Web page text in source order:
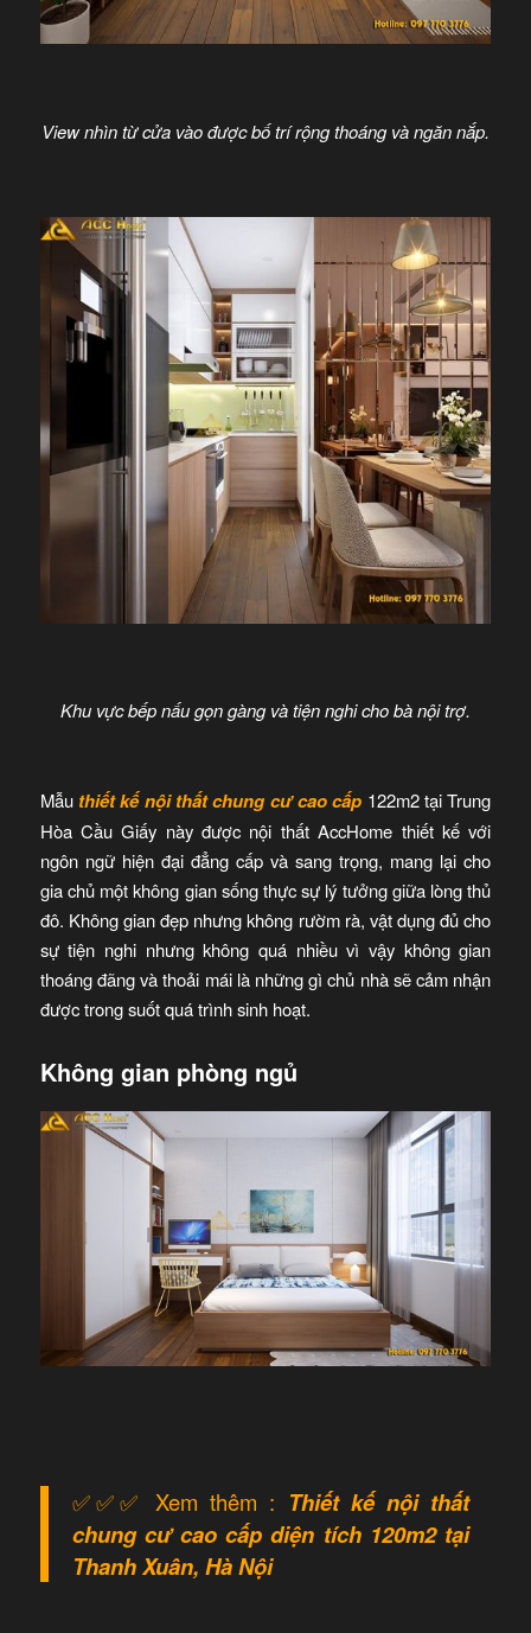
View nhìn từ cửa vào được bố trí rộng thoáng và ngăn nắp.
Khu vực bếp nấu gọn gàng và tiện nghi cho bà nội trợ.
Mẫu thiết kế nội thất chung cư cao cấp 122m2 tại Trung
Hòa Cầu Giấy này được nội thất AccHome thiết kế với
ngôn ngữ hiện đại đẳng cấp và sang trọng, mang lại cho
gia chủ một không gian sống thực sự lý tưởng giữa lòng thủ
đô. Không gian đẹp nhưng không rườm rà, vật dụng đủ cho
sự tiện nghi nhưng không quá nhiều vì vậy không gian
thoáng đãng và thoải mái là những gì chủ nhà sẽ cảm nhận
được trong suốt quá trình sinh hoạt.
Không gian phòng ngủ
✅✅✅ Xem thêm : Thiết kế nội thất
chung cư cao cấp diện tích 120m2tại
Thanh Xuân, Hà Nội